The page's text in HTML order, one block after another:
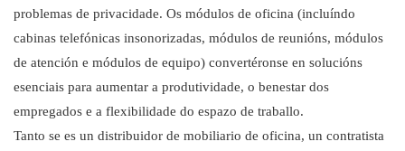
9.BUSYPOD
10. YOUSEN
problemas de privacidade. Os módulos de oficina (incluíndo
cabinas telefónicas insonorizadas, módulos de reunións, módulos
de atención e módulos de equipo) convertéronse en solucións
esenciais para aumentar a produtividade, o benestar dos
empregados e a flexibilidade do espazo de traballo.
Tanto se es un distribuidor de mobiliario de oficina, un contratista